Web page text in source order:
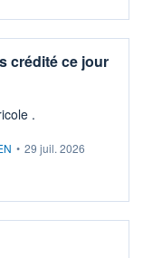
crédité ce jour
.
• 29 juil. 2026